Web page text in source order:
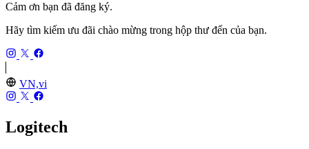
Cảm ơn bạn đã đăng ký.
Hãy tìm kiếm ưu đãi chào mừng trong hộp thư đến của bạn.
VN,vi
Logitech